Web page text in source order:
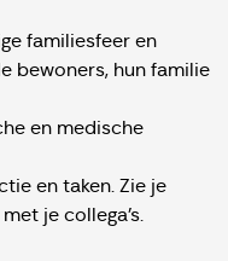
familiesfeer en
bewoners, hun familie
en medische
en taken. Zie je
je collega’s.